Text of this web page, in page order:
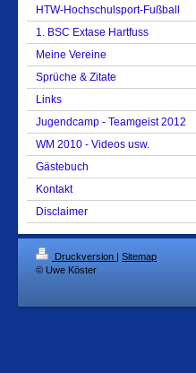
HTW-Hochschulsport-Fußball
1. BSC Extase Hartfuss
Meine Vereine
Sprüche & Zitate
Links
Jugendcamp - Teamgeist 2012
WM 2010 - Videos usw.
Gästebuch
Kontakt
Disclaimer
Druckversion | Sitemap
© Uwe Köster